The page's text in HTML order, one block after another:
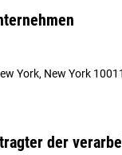
York, New York
der